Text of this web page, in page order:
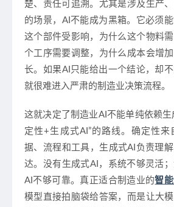
楚、责任可追溯。尤其是涉及生产
的场景，AI不能成为黑箱。它必须
这个部件受影响，为什么这个物料
个工序需要调整，为什么成本会增
长。如果AI只能给出一个结论，却
就很难进入严肃的制造业决策流程。
这就决定了制造业AI不能单纯依赖生
定性+生成式AI”的路线。确定性来
据、流程和工具，生成式AI负责理
达。没有生成式AI，系统不够灵活；
AI不够可靠。真正适合制造业的智
模型直接拍脑袋给答案，而是让大